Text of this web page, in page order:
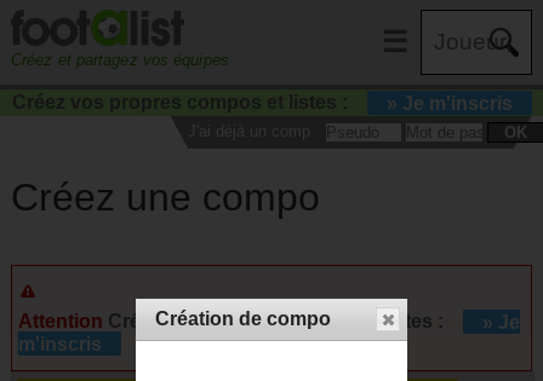
Créez et partagez vos équipes
☰
Créez vos propres compos et listes : » Je m'inscris
J'ai déjà un compte : OK
Créez une compo
Attention Créez vos propres compos et listes :
» Je
m'inscris
Création de compo